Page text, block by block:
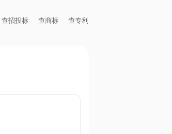
查招投标 查商标 查专利